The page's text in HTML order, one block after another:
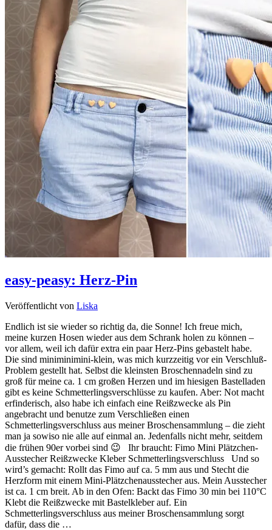
easy-peasy: Herz-Pin
Veröffentlicht von Liska
Endlich ist sie wieder so richtig da, die Sonne! Ich freue mich,
meine kurzen Hosen wieder aus dem Schrank holen zu können –
vor allem, weil ich dafür extra ein paar Herz-Pins gebastelt habe.
Die sind miniminimini-klein, was mich kurzzeitig vor ein Verschluß-
Problem gestellt hat. Selbst die kleinsten Broschennadeln sind zu
groß für meine ca. 1 cm großen Herzen und im hiesigen Bastelladen
gibt es keine Schmetterlingsverschlüsse zu kaufen. Aber: Not macht
erfinderisch, also habe ich einfach eine Reißzwecke als Pin
angebracht und benutze zum Verschließen einen
Schmetterlingsverschluss aus meiner Broschensammlung – die zieht
man ja sowiso nie alle auf einmal an. Jedenfalls nicht mehr, seitdem
die frühen 90er vorbei sind 😉 Ihr braucht: Fimo Mini Plätzchen-
Ausstecher Reißzwecke Kleber Schmetterlingsverschluss Und so
wird’s gemacht: Rollt das Fimo auf ca. 5 mm aus und Stecht die
Herzform mit einem Mini-Plätzchenausstecher aus. Mein Ausstecher
ist ca. 1 cm breit. Ab in den Ofen: Backt das Fimo 30 min bei 110°C
Klebt die Reißzwecke mit Bastelkleber auf. Ein
Schmetterlingsverschluss aus meiner Broschensammlung sorgt
dafür, dass die …